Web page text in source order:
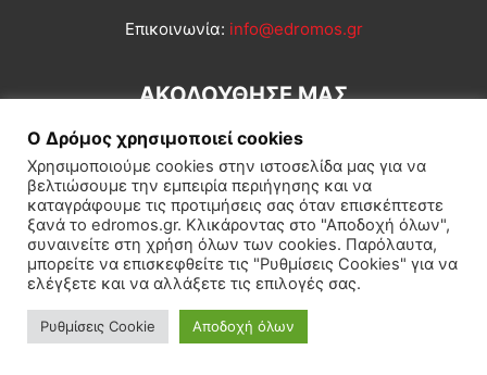
Επικοινωνία: info@edromos.gr
ΑΚΟΛΟΥΘΗΣΕ ΜΑΣ
Εγγραφή συνδρομητή Πολιτική Διεθνή Κοινωνία
Πολιτισμός Αφιερώματα
© Δρόμος της Αριστεράς
Ο Δρόμος χρησιμοποιεί cookies
Χρησιμοποιούμε cookies στην ιστοσελίδα μας για να
βελτιώσουμε την εμπειρία περιήγησης και να
καταγράφουμε τις προτιμήσεις σας όταν επισκέπτεστε
ξανά το edromos.gr. Κλικάροντας στο "Αποδοχή όλων",
συναινείτε στη χρήση όλων των cookies. Παρόλαυτα,
μπορείτε να επισκεφθείτε τις "Ρυθμίσεις Cookies" για να
ελέγξετε και να αλλάξετε τις επιλογές σας.
Ρυθμίσεις Cookie Αποδοχή όλων